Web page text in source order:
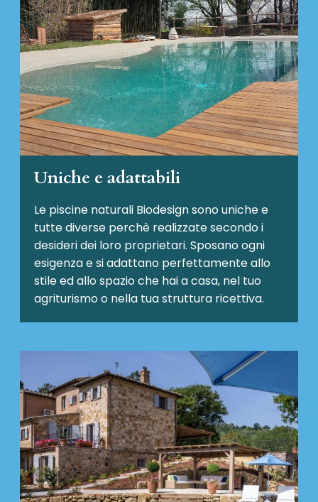
Uniche e adattabili
Le piscine naturali Biodesignsono uniche e
tutte diverse perchè realizzate secondo i
desideri dei loro proprietari. Sposano ogni
esigenza e si adattano perfettamente allo
stile ed allo spazio che hai a casa, nel tuo
agriturismo o nella tua struttura ricettiva.